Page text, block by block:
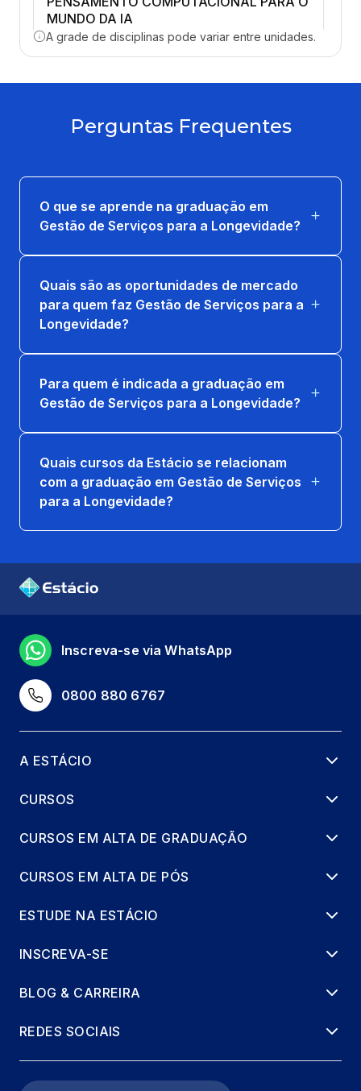
MUNDO DA IA
66 horas
PRODUTIVIDADE E AUTOMAÇÃO
66 horas
PESSOA IDOSA
66 horas
66 horas
FUNDAMENTOS DA LONGEVIDADE E DO
GESTÃO DE SERVIÇOS PARA A
LONGEVIDADE
LABVIDA EM GESTAO DE SERVICOS PARA
A LONGEVIDADE 2
8 horas
BEM-ESTAR
66 horas
EXTENSAO - PROJECT LAB I (DESENHO
66 horas
NEGÓCIO EM SERVIÇOS PARA A
66 horas
LABVIDA EM GESTAO DE SERVICOS PARA
8 horas
PROTOCOLOS E MODELOS DE CUIDADO
66 horas
TECNOLOGIAS ASSISTIVAS E
A grade de disciplinas pode variar entre unidades.
Perguntas Frequentes
O que se aprende na graduação em
Gestão de Serviços para a Longevidade?
Quais são as oportunidades de mercado
para quem faz Gestão de Serviços para a
Longevidade?
Para quem é indicada a graduação em
Gestão de Serviços para a Longevidade?
Quais cursos da Estácio se relacionam
com a graduação em Gestão de Serviços
para a Longevidade?
0800 880 6767
Inscreva-se via WhatsApp
A ESTÁCIO
CURSOS
CURSOS EM ALTA DE GRADUAÇÃO
CURSOS EM ALTA DE PÓS
ESTUDE NA ESTÁCIO
INSCREVA-SE
BLOG & CARREIRA
REDES SOCIAIS